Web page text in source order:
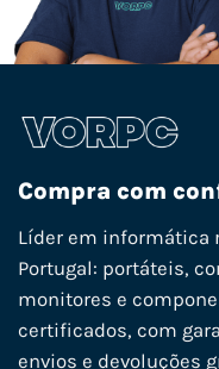
Compra com
Líder em informática
Portugal: portáteis,
monitores e
certificados, com
envios e devoluções